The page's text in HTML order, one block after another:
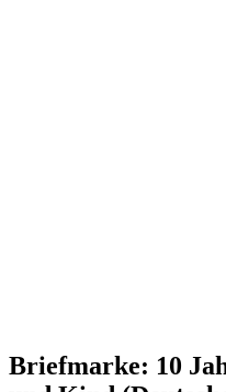
Briefmarke: 10